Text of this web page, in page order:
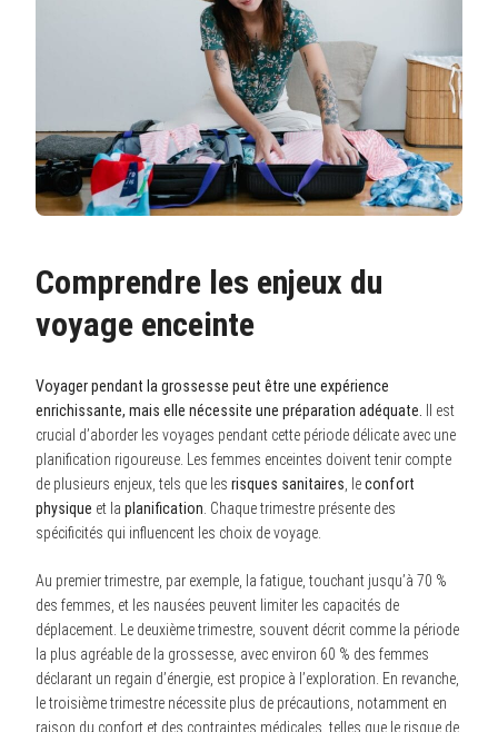
Comprendre les enjeux du
voyage enceinte
Voyager pendant la grossesse peut être une expérience
enrichissante, mais elle nécessite une préparation adéquate.
Il est
crucial d’aborder les voyages pendant cette période délicate avec une
planification rigoureuse. Les femmes enceintes doivent tenir compte
de plusieurs enjeux, tels que les risques sanitaires , leconfort
physique et la planification . Chaque trimestre présente des
spécificités qui influencent les choix de voyage.
Au premier trimestre, par exemple, la fatigue, touchant jusqu’à 70 %
des femmes, et les nausées peuvent limiter les capacités de
déplacement. Le deuxième trimestre, souvent décrit comme la période
la plus agréable de la grossesse, avec environ 60 % des femmes
déclarant un regain d’énergie, est propice à l’exploration. En revanche,
le troisième trimestre nécessite plus de précautions, notamment en
raison du confort et des contraintes médicales, telles que le risque de